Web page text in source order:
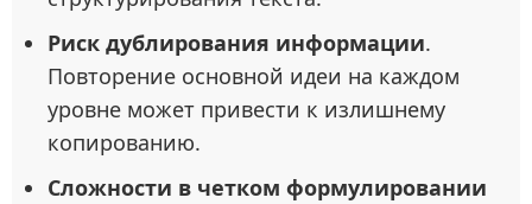
Риск дублирования информации.
Повторение основной идеи на каждом
уровне может привести к излишнему
копированию.
Сложности в четком формулировании